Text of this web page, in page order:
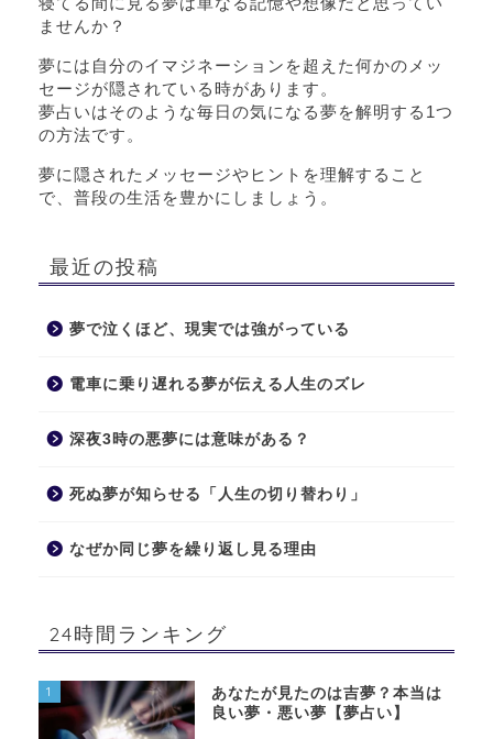
ませんか？
夢には自分のイマジネーションを超えた何かのメッ
セージが隠されている時があります。
夢占いはそのような毎日の気になる夢を解明する1つ
の方法です。
夢に隠されたメッセージやヒントを理解すること
で、普段の生活を豊かにしましょう。
最近の投稿
夢で泣くほど、現実では強がっている
電車に乗り遅れる夢が伝える人生のズレ
深夜3時の悪夢には意味がある？
死ぬ夢が知らせる「人生の切り替わり」
なぜか同じ夢を繰り返し見る理由
24時間ランキング
1
あなたが見たのは吉夢？本当は
良い夢・悪い夢【夢占い】